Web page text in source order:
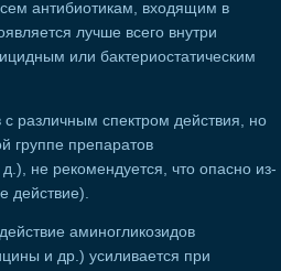
антибиотикам, входящим в
лучше всего внутри
или бактериостатическим
различным спектром действия, но
группе препаратов
не рекомендуется, что опасно из-
действие).
аминогликозидов
и др.) усиливается при